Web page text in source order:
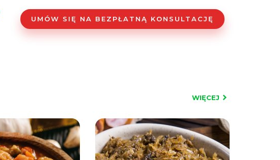
UMÓW SIĘ NA BEZPŁATNĄ KONSULTACJĘ
WIĘCEJ